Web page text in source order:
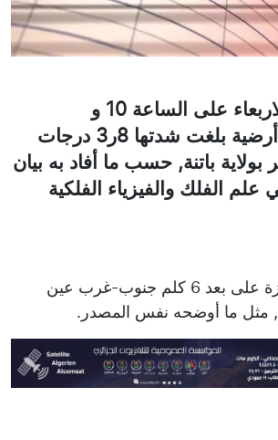
سجلت, اليوم الاربعاء على الساعة 10 و
44 دقيقة, هزة أرضية بلغت شدتها 8ر3 درجات
باتنة, حسب ما أفاد به بيان
الفلك والفيزياء الفلكية
وقد حدد مركز الهزة على بعد 6 كلم جنوب-غرب عين
مثل ما أوضحه نفس المصدر.